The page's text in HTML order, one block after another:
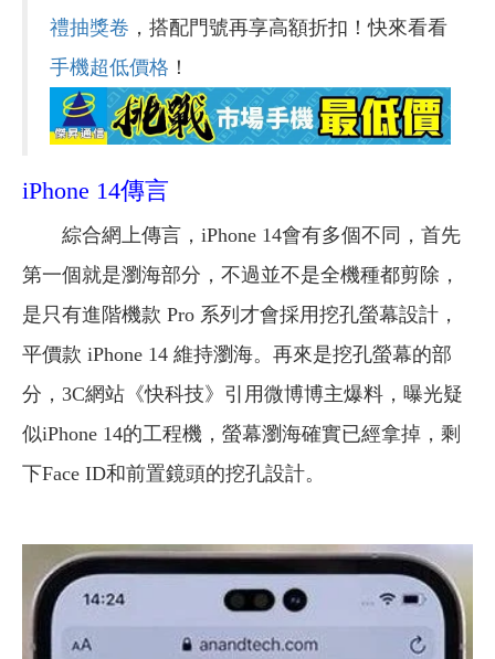
禮抽獎卷 ，搭配門號再享高額折扣！快來看看
手機超低價格 ！
iPhone 14傳言
綜合網上傳言，iPhone 14會有多個不同，首先
第一個就是瀏海部分，不過並不是全機種都剪除，
是只有進階機款 Pro 系列才會採用挖孔螢幕設計，
平價款 iPhone 14 維持瀏海。再來是挖孔螢幕的部
分，3C網站《快科技》引用微博博主爆料，曝光疑
似iPhone 14的工程機，螢幕瀏海確實已經拿掉，剩
下Face ID和前置鏡頭的挖孔設計。